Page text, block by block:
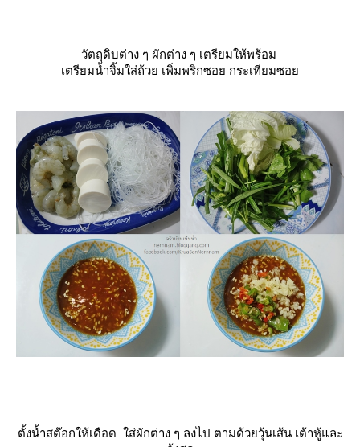
วัตถุดิบต่าง ๆ ผักต่าง ๆ เตรียมให้พร้อม
เตรียมน้ำจิ้มใส่ถ้วย เพิ่มพริกซอย กระเทียมซอ
ตั้งน้ำสต๊อกให้เดือด ใส่ผักต่าง ๆ ลงไป ตามด้วยวุ้นเส้น เต้าหู้และ